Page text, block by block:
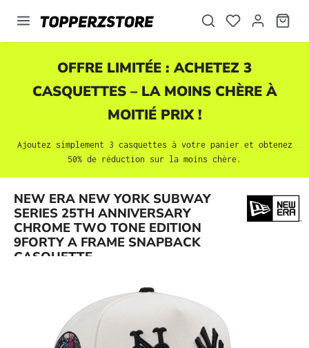
principal
OFFRE LIMITÉE : ACHETEZ 3
CASQUETTES – LA MOINS CHÈRE À
MOITIÉ PRIX !
Ajoutez simplement 3 casquettes à votre panier et obtenez
50% de réduction sur la moins chère.
NEW ERA NEW YORK SUBWAY
SERIES 25TH ANNIVERSARY
CHROME TWO TONE EDITION
9FORTY A FRAME SNAPBACK
CASQUETTE
Ignorer la galerie d'images